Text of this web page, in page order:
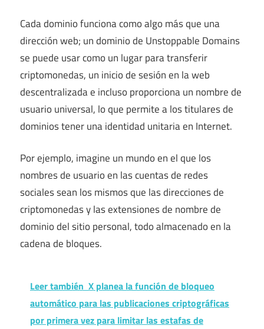
Cada dominio funciona como algo más que una
dirección web; un dominio de Unstoppable Domains
se puede usar como un lugar para transferir
criptomonedas, un inicio de sesión en la web
descentralizada e incluso proporciona un nombre de
usuario universal, lo que permite a los titulares de
dominios tener una identidad unitaria en Internet.
Por ejemplo, imagine un mundo en el que los
nombres de usuario en las cuentas de redes
sociales sean los mismos que las direcciones de
criptomonedas y las extensiones de nombre de
dominio del sitio personal, todo almacenado en la
cadena de bloques.
Leer también X planea la función de bloqueo
automático para las publicaciones criptográficas
por primera vez para limitar las estafas de